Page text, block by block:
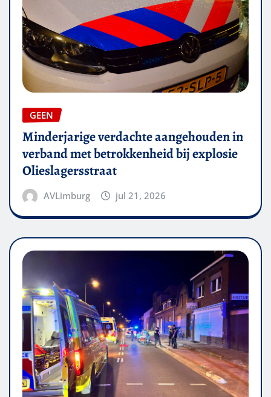
GEEN
Minderjarige verdachte aangehouden in
verband met betrokkenheid bij explosie
Olieslagersstraat
AVLimburg jul 21, 2026